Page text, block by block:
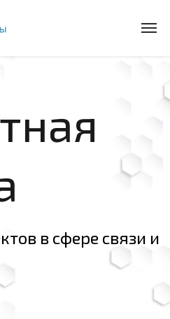
в сфере связи и